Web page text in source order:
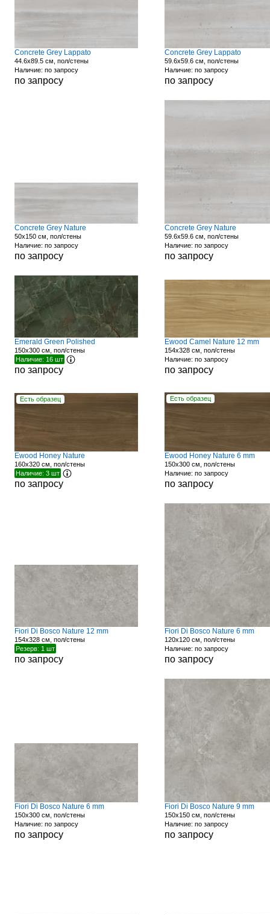
Concrete Grey Lappato
44.6x89.5 см, пол/стены
Наличие: по запросу
по запросу
Concrete Grey Lappato
59.6x59.6 см, пол/стены
Наличие: по запросу
по запросу
Concrete Grey Nature
50x150 см, пол/стены
Наличие: по запросу
по запросу
Concrete Grey Nature
59.6x59.6 см, пол/стены
Наличие: по запросу
по запросу
Emerald Green Polished
150x300 см, пол/стены
Наличие: 16 шт
по запросу
Ewood Camel Nature 12 mm
154x328 см, пол/стены
Наличие: по запросу
по запросу
Есть образец
Ewood Honey Nature
160x320 см, пол/стены
Наличие: 3 шт
по запросу
Есть образец
Ewood Honey Nature 6 mm
150x300 см, пол/стены
Наличие: по запросу
по запросу
Fiori Di Bosco Nature 12 mm
154x328 см, пол/стены
Резерв: 1 шт
по запросу
Fiori Di Bosco Nature 6 mm
120x120 см, пол/стены
Наличие: по запросу
по запросу
Fiori Di Bosco Nature 6 mm
150x300 см, пол/стены
Наличие: по запросу
по запросу
Fiori Di Bosco Nature 9 mm
150x150 см, пол/стены
Наличие: по запросу
по запросу